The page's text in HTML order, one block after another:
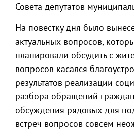
Совета депутатов
На повестку дня было
актуальных вопросов,
планировали обсудить с
вопросов касался
результатов реализации
разбора обращений
обсуждения рядовых для
встреч вопросов совсем